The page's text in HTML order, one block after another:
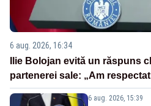
6 aug. 2026, 16:34
Ilie Bolojan evită un răspuns
partenerei sale: „Am
6 aug. 2026, 15:39